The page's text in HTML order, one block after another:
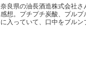
奈良県の油長酒造株式会社
感想。プチプチ炭酸、プル
に入っていて、口中をブルン